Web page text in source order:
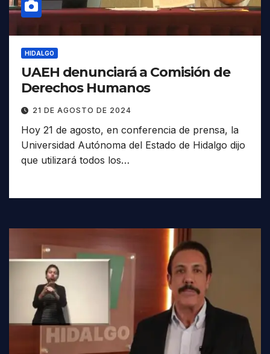
HIDALGO
UAEH denunciará a Comisión de
Derechos Humanos
21 DE AGOSTO DE 2024
Hoy 21 de agosto, en conferencia de prensa, la
Universidad Autónoma del Estado de Hidalgo dijo
que utilizará todos los…